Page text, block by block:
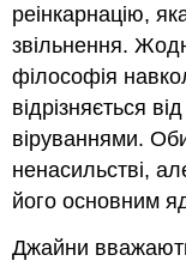
реінкарнацію,
звільнення.
філософія
відрізняється
віруваннями.
ненасильстві,
його основним
Джайни